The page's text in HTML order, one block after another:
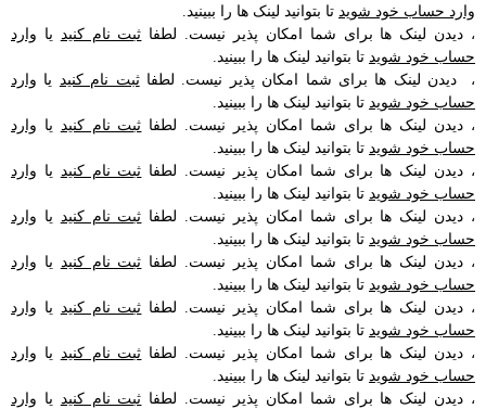
وارد حساب خود شوید تا بتوانید لینک ها را ببینید.
، دیدن لینک ها برای شما امکان پذیر نیست. لطفا ثبت نام کنید یا وارد
حساب خود شوید تا بتوانید لینک ها را ببینید.
، دیدن لینک ها برای شما امکان پذیر نیست. لطفاثبت نام کنید یا وارد
حساب خود شوید تا بتوانید لینک ها را ببینید.
، دیدن لینک ها برای شما امکان پذیر نیست. لطفا ثبت نام کنید یا وارد
حساب خود شوید تا بتوانید لینک ها را ببینید.
، دیدن لینک ها برای شما امکان پذیر نیست. لطفا ثبت نام کنید یا وارد
حساب خود شوید تا بتوانید لینک ها را ببینید.
، دیدن لینک ها برای شما امکان پذیر نیست. لطفا ثبت نام کنید یا وارد
حساب خود شوید تا بتوانید لینک ها را ببینید.
، دیدن لینک ها برای شما امکان پذیر نیست. لطفا ثبت نام کنید یا وارد
حساب خود شوید تا بتوانید لینک ها را ببینید.
، دیدن لینک ها برای شما امکان پذیر نیست. لطفا ثبت نام کنید یا وارد
حساب خود شوید تا بتوانید لینک ها را ببینید.
، دیدن لینک ها برای شما امکان پذیر نیست. لطفا ثبت نام کنید یا وارد
حساب خود شوید تا بتوانید لینک ها را ببینید.
، دیدن لینک ها برای شما امکان پذیر نیست. لطفا ثبت نام کنید یا وارد